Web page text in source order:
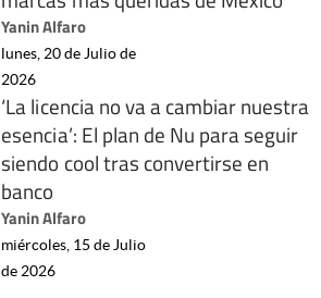
Yanin Alfaro
lunes, 20 de Julio de
2026
‘La licencia no va a cambiar nuestra
esencia’: El plan de Nu para seguir
siendo cool tras convertirse en
banco
Yanin Alfaro
miércoles, 15 de Julio
de 2026